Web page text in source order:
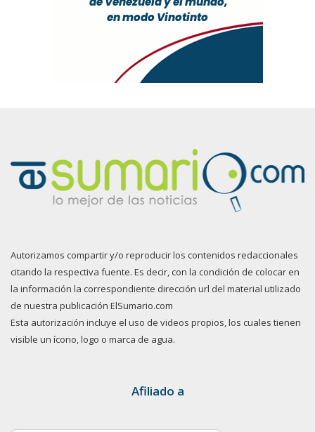
Autorizamos compartir y/o reproducir los contenidos redaccionales
citando la respectiva fuente. Es decir, con la condición de colocar en
la información la correspondiente dirección url del material utilizado
de nuestra publicación ElSumario.com
Esta autorización incluye el uso de videos propios, los cuales tienen
visible un ícono, logo o marca de agua.
Afiliado a